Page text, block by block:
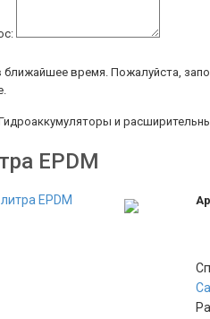
ближайшее время. Пожалуйста,
и
EPDM